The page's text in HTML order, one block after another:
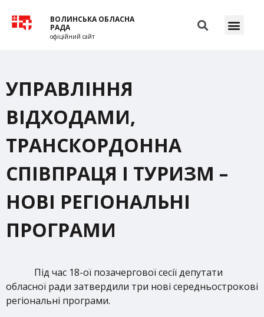
ВОЛИНСЬКА ОБЛАСНА
РАДА
офіційний сайт
УПРАВЛІННЯ
ВІДХОДАМИ,
ТРАНСКОРДОННА
СПІВПРАЦЯ І ТУРИЗМ –
НОВІ РЕГІОНАЛЬНІ
ПРОГРАМИ
Під час 18-ої позачергової сесії депутати
обласної ради затвердили три нові середньострокові
регіональні програми.